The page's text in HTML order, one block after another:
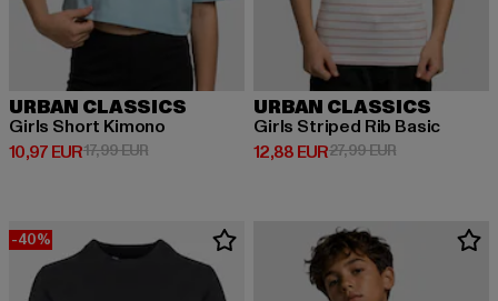
URBAN CLASSICS
Girls Short Kimono
10,97 EUR
Derzeitiger Preis: 10,97 EUR
17,99 EURAktionspreis: 17,99 EUR
URBAN CLASSICS
Girls Striped Rib Basic
12,88 EUR
Derzeitiger Preis: 12,88 EUR
27,99 EURAktionspreis:
-40%